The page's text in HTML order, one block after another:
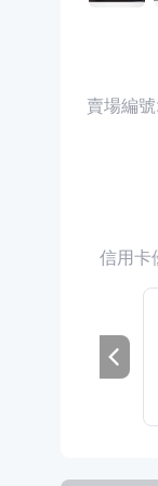
賣場編號:
信用卡